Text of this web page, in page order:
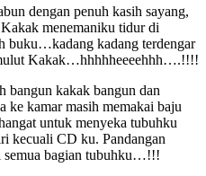
dengan penuh kasih sayang,
menemaniku tidur di
buku…kadang kadang terdengar
Kakak…hhhhheeeehhh….!!!!
bangun kakak bangun dan
ke kamar masih memakai baju
untuk menyeka tubuhku
kecuali CD ku. Pandangan
semua bagian tubuhku…!!!